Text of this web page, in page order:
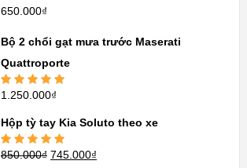
Được xếp
650.000₫
Bộ 2 chổi gạt mưa trước Maserati
Quattroporte
Được xếp
sao
1.250.000₫
Hộp tỳ tay Kia Soluto theo xe
Được xếp
850.000₫ 745.000₫